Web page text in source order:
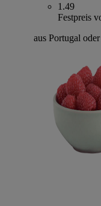
1.49
Festpreis
aus Portugal